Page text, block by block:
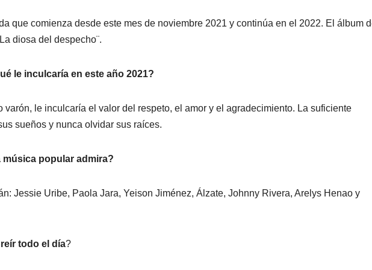
que comienza desde este mes de noviembre 2021 y continúa en el 2022. El álbum
diosa del despecho¨.
le inculcaría en este año 2021?
varón, le inculcaría el valor del respeto, el amor y el agradecimiento. La suficiente
sueños y nunca olvidar sus raíces.
música popular admira?
Jessie Uribe, Paola Jara, Yeison Jiménez, Álzate, Johnny Rivera, Arelys Henao y
todo el día?